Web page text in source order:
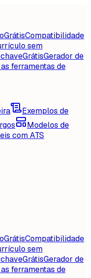
GrátisCompatibilidade
sem
GrátisGerador de
ferramentas de
Exemplos de
Modelos de
com ATS
GrátisCompatibilidade
sem
GrátisGerador de
ferramentas de